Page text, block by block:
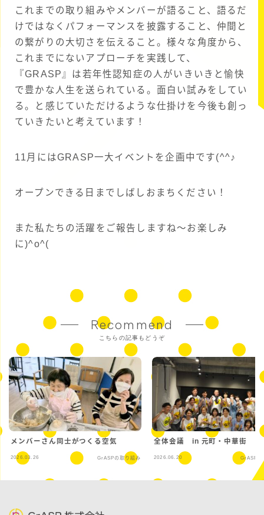
これまでの取り組みやメンバーが語ること、語るだ
けではなくパフォーマンスを披露すること、仲間と
の繋がりの大切さを伝えること。様々な角度から、
これまでにないアプローチを実践して、
『GRASP』は若年性認知症の人がいきいきと愉快
で豊かな人生を送られている。面白い試みをしてい
る。と感じていただけるような仕掛けを今後も創っ
ていきたいと考えています！
11月にはGRASP一大イベントを企画中です(^^♪
オープンできる日までしばしおまちください！
また私たちの活躍をご報告しますね～お楽しみ
に)^o^(
Recommend
こちらの記事もどうぞ
メンバーさん同士がつくる空気
2026.03.26 GrASPの取り組み
全体会議 in 元町・中華街
2026.06.20 GrASPの